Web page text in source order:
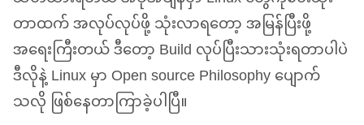
တာထက် အလုပ်လုပ်ဖို့ သုံးလာရတော့ အမြန်ပြီးဖို့
အရေးကြီးတယ် ဒီတော့ Build လုပ်ပြီးသားသုံးရတာပါပဲ
ဒီလိုနဲ့ Linux မှာ Open source Philosophy ပျောက်
သလို ဖြစ်နေတာကြာခဲ့ပါပြီ။